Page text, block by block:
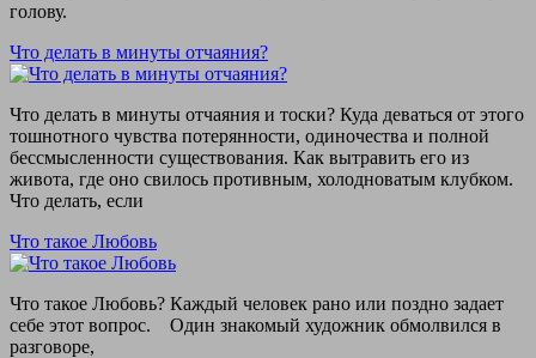
голову.
Что делать в минуты отчаяния?
Что делать в минуты отчаяния и тоски? Куда деваться от этого
тошнотного чувства потерянности, одиночества и полной
бессмысленности существования. Как вытравить его из
живота, где оно свилось противным, холодноватым клубком.
Что делать, если
Что такое Любовь
Что такое Любовь? Каждый человек рано или поздно задает
себе этот вопрос. Один знакомый художник обмолвился в
разговоре,